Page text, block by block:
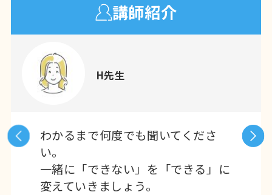
講師紹介
H先生
わかるまで何度でも聞いてくださ
い。
一緒に「できない」を「できる」に
変えていきましょう。